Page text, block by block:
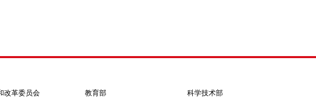
改革委员会 教育部
科学技术部